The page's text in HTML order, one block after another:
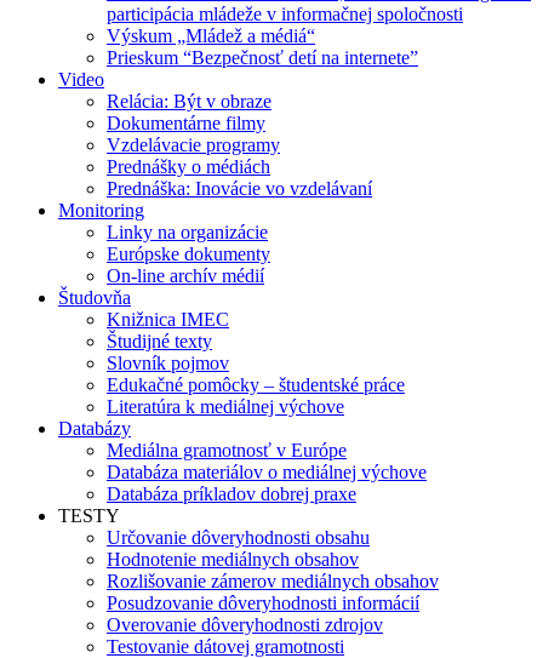
participácia mládeže v informačnej spoločnosti
Výskum „Mládež a médiá“
Prieskum “Bezpečnosť detí na internete”
Video
Relácia: Být v obraze
Dokumentárne filmy
Vzdelávacie programy
Prednášky o médiách
Prednáška: Inovácie vo vzdelávaní
Monitoring
Linky na organizácie
Európske dokumenty
On-line archív médií
Študovňa
Knižnica IMEC
Študijné texty
Slovník pojmov
Edukačné pomôcky – študentské práce
Literatúra k mediálnej výchove
Databázy
Mediálna gramotnosť v Európe
Databáza materiálov o mediálnej výchove
Databáza príkladov dobrej praxe
TESTY
Určovanie dôveryhodnosti obsahu
Hodnotenie mediálnych obsahov
Rozlišovanie zámerov mediálnych obsahov
Posudzovanie dôveryhodnosti informácií
Overovanie dôveryhodnosti zdrojov
Testovanie dátovej gramotnosti